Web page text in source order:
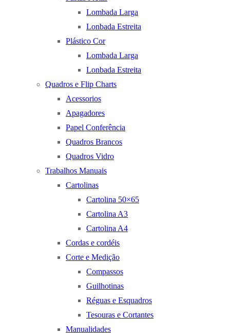
Lombada Larga
Lonbada Estreita
Plástico Cor
Lombada Larga
Lonbada Estreita
Quadros e Flip Charts
Acessorios
Apagadores
Papel Conferência
Quadros Brancos
Quadros Vidro
Trabalhos Manuais
Cartolinas
Cartolina 50×65
Cartolina A3
Cartolina A4
Cordas e cordéis
Corte e Medição
Compassos
Guilhotinas
Réguas e Esquadros
Tesouras e Cortantes
Manualidades